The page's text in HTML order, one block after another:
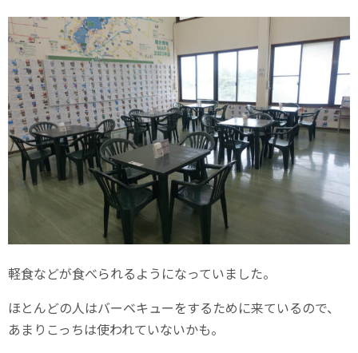
軽食などが食べられるようになっていました。
ほとんどの人はバーベキューをするために来ているので、
あまりこっちは使われていないかも。